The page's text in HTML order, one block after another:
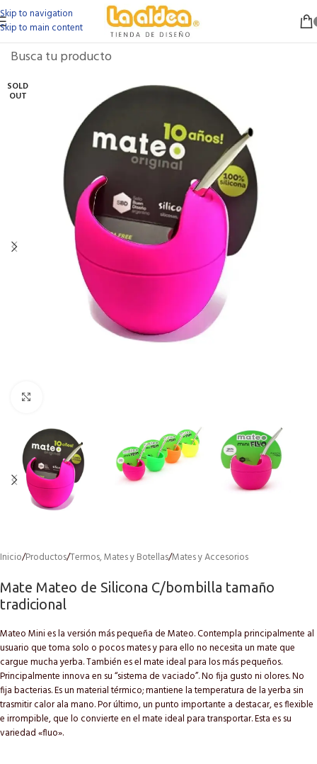
Skip to navigation
Skip to main content
SOLD
OUT
Inicio/Productos/Termos, Mates y Botellas/Mates y Accesorios
Mate Mateo de Silicona C/bombilla tamaño
tradicional
Mateo Mini es la versión más pequeña de Mateo. Contempla principalmente al
usuario que toma solo o pocos mates y para ello no necesita un mate que
cargue mucha yerba. También es el mate ideal para los más pequeños.
Principalmente innova en su “sistema de vaciado”. No fija gusto ni olores. No
fija bacterias. Es un material térmico; mantiene la temperatura de la yerba sin
trasmitir calor ala mano. Por último, un punto importante a destacar, es flexible
e irrompible, que lo convierte en el mate ideal para transportar. Esta es su
variedad «fluo».